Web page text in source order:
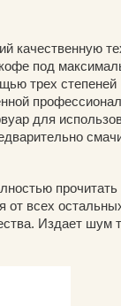
качественную
под
трех степеней
для
прочитать
от всех
Издает шум